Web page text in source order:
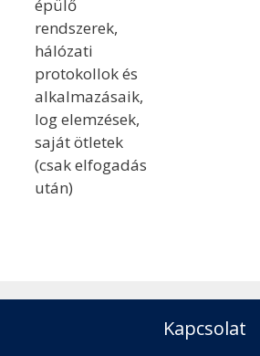
épülő
rendszerek,
hálózati
protokollok és
alkalmazásaik,
log elemzések,
saját ötletek
(csak elfogadás
után)
Kapcsolat